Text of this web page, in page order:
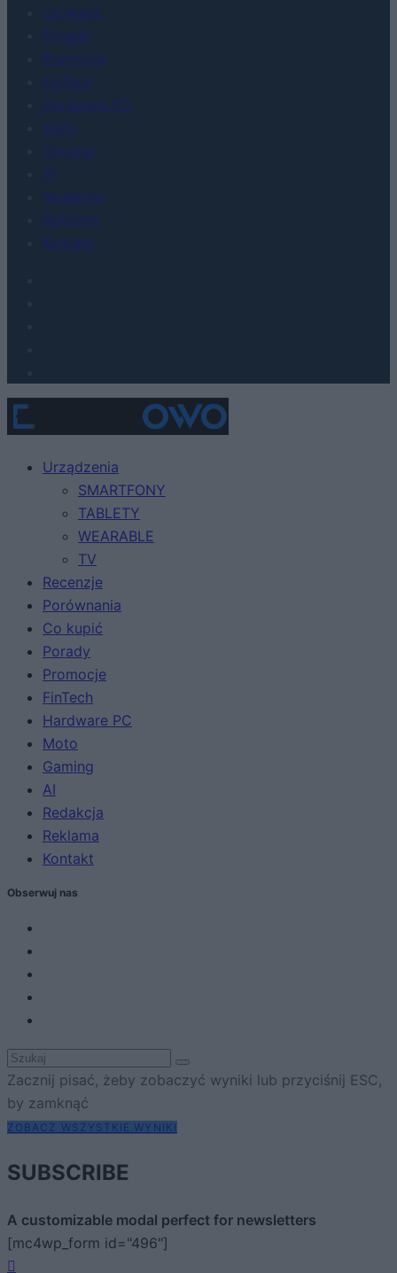
Co kupić
Porady
Promocje
FinTech
Hardware PC
Moto
Gaming
AI
Redakcja
Reklama
Kontakt
Urządzenia
SMARTFONY
TABLETY
WEARABLE
TV
Recenzje
Porównania
Co kupić
Porady
Promocje
FinTech
Hardware PC
Moto
Gaming
AI
Redakcja
Reklama
Kontakt
Obserwuj nas
Zacznij pisać, żeby zobaczyć wyniki lub przyciśnij ESC,
by zamknąć
ZOBACZ WSZYSTKIE WYNIKI
SUBSCRIBE
A customizable modal perfect for newsletters
[mc4wp_form id="496"]